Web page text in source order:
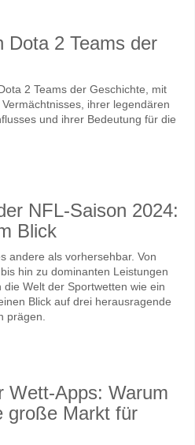
Dota 2 Teams der
2 Teams der Geschichte, mit
ihrer legendären
und ihrer Bedeutung für die
NFL-Saison 2024:
Blick
andere als vorhersehbar. Von
hin zu dominanten Leistungen
Welt der Sportwetten wie ein
Blick auf drei herausragende
prägen.
Wett-Apps: Warum
große Markt für